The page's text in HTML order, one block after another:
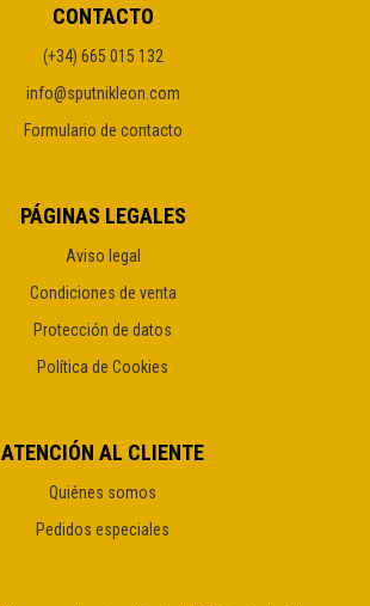
CONTACTO
(+34) 665 015 132
info@sputnikleon.com
Formulario de contacto
PÁGINAS LEGALES
Aviso legal
Condiciones de venta
Protección de datos
Política de Cookies
ATENCIÓN AL CLIENTE
Quiénes somos
Pedidos especiales